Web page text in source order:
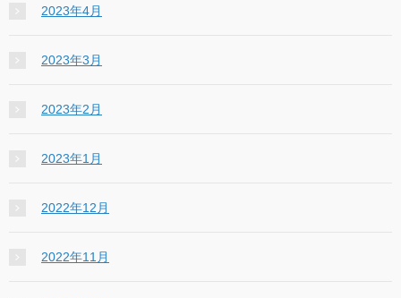
2023年4月
2023年3月
2023年2月
2023年1月
2022年12月
2022年11月